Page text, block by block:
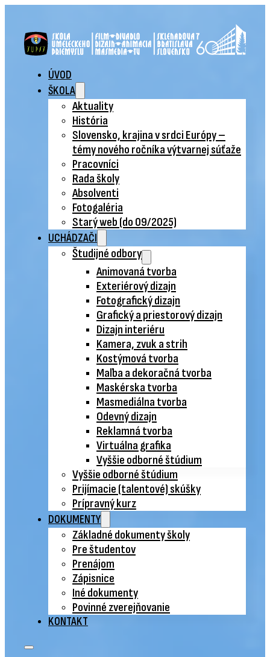
ÚVOD
ŠKOLA
Aktuality
História
Slovensko, krajina v srdci Európy –
témy nového ročníka výtvarnej súťaže
Pracovníci
Rada školy
Absolventi
Fotogaléria
Starý web (do 09/2025)
UCHÁDZAČI
Študijné odbory
Animovaná tvorba
Exteriérový dizajn
Fotografický dizajn
Grafický a priestorový dizajn
Dizajn interiéru
Kamera, zvuk a strih
Kostýmová tvorba
Maľba a dekoračná tvorba
Maskérska tvorba
Masmediálna tvorba
Odevný dizajn
Reklamná tvorba
Virtuálna grafika
Vyššie odborné štúdium
Vyššie odborné štúdium
Prijímacie (talentové) skúšky
Prípravný kurz
DOKUMENTY
Základné dokumenty školy
Pre študentov
Prenájom
Zápisnice
Iné dokumenty
Povinné zverejňovanie
KONTAKT